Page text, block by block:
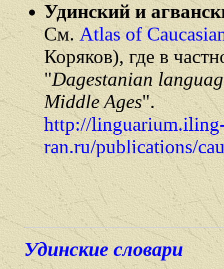
Удинский и
См.Atlas of
Коряков), где в
"Dagestanian
Middle Ages".
http://
ran.ru/publications/
Удинские словари